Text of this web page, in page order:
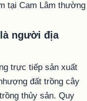
tại Cam Lâm thường
người địa
trực tiếp sản xuất
đất trồng cây
thủy sản. Quy